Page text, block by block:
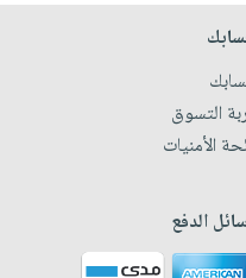
التسوق
الأمنيات
الدفع